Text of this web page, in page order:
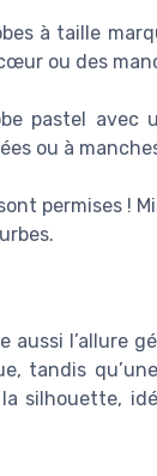
à taille
ou des
pastel avec
ou à
permises !
l’allure
tandis
silhouette,